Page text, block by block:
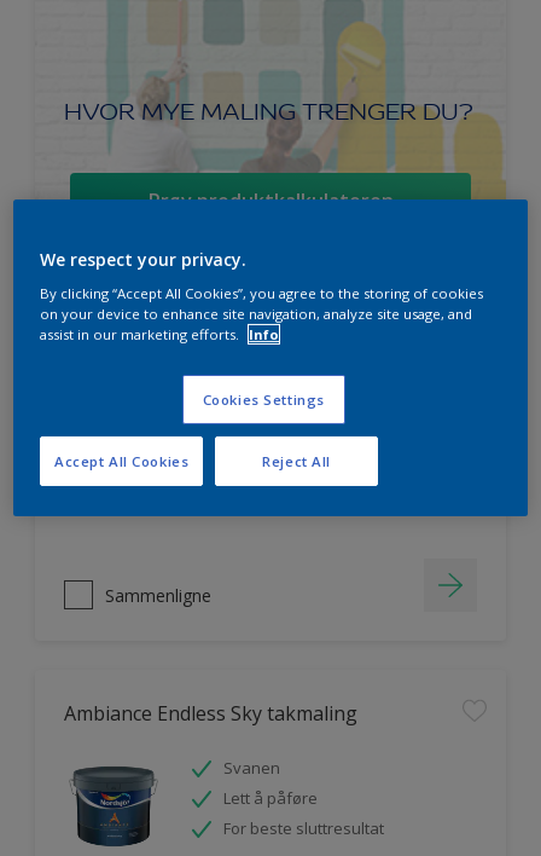
HVOR MYE MALING TRENGER DU?
Prøv produktkalkulatoren
Nordsjö Perform+ Easy2Clean
Vaskbar
Ekstremt god dekkevne
Avtørkbar
Sammenligne
Ambiance Endless Sky takmaling
Svanen
Lett å påføre
For beste sluttresultat
We respect your privacy.
By clicking “Accept All Cookies”, you agree to the storing of cookies
on your device to enhance site navigation, analyze site usage, and
assist in our marketing efforts.
Info
Cookies Settings
Reject All
Accept All Cookies